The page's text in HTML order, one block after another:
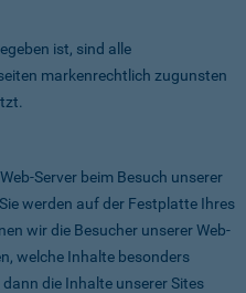
ist, sind alle
markenrechtlich zugunsten
Server beim Besuch unserer
werden auf der Festplatte Ihres
wir die Besucher unserer Web-
welche Inhalte besonders
die Inhalte unserer Sites